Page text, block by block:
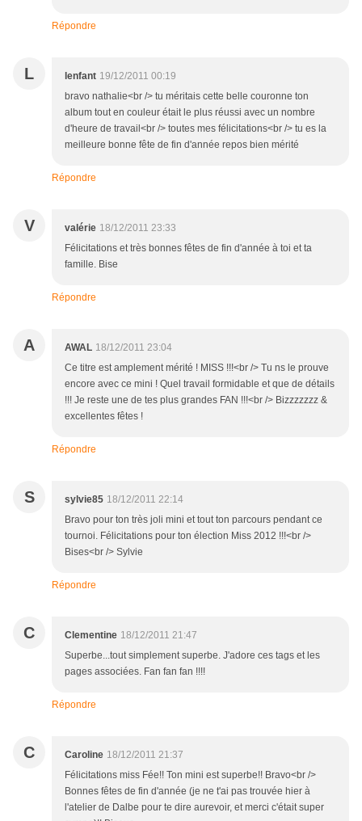
Répondre
L lenfant 19/12/2011 00:19
bravo nathalie<br /> tu méritais cette belle couronne ton
album tout en couleur était le plus réussi avec un nombre
d'heure de travail<br /> toutes mes félicitations<br /> tu es la
meilleure bonne fête de fin d'année repos bien mérité
Répondre
V valérie 18/12/2011 23:33
Félicitations et très bonnes fêtes de fin d'année à toi et ta
famille. Bise
Répondre
A AWAL 18/12/2011 23:04
Ce titre est amplement mérité ! MISS !!!<br /> Tu ns le prouve
encore avec ce mini ! Quel travail formidable et que de détails
!!! Je reste une de tes plus grandes FAN !!!<br /> Bizzzzzzz &
excellentes fêtes !
Répondre
S sylvie85 18/12/2011 22:14
Bravo pour ton très joli mini et tout ton parcours pendant ce
tournoi. Félicitations pour ton élection Miss 2012 !!!<br />
Bises<br /> Sylvie
Répondre
C Clementine 18/12/2011 21:47
Superbe...tout simplement superbe. J'adore ces tags et les
pages associées. Fan fan fan !!!!
Répondre
C Caroline 18/12/2011 21:37
Félicitations miss Fée!! Ton mini est superbe!! Bravo<br />
Bonnes fêtes de fin d'année (je ne t'ai pas trouvée hier à
l'atelier de Dalbe pour te dire aurevoir, et merci c'était super